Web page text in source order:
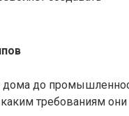
дома до
требованиям они